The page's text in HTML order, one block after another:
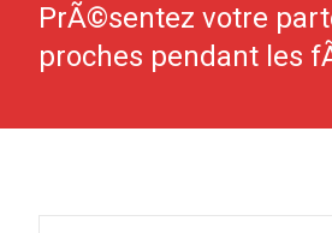
PrÃ©sentez votre
proches pendant les